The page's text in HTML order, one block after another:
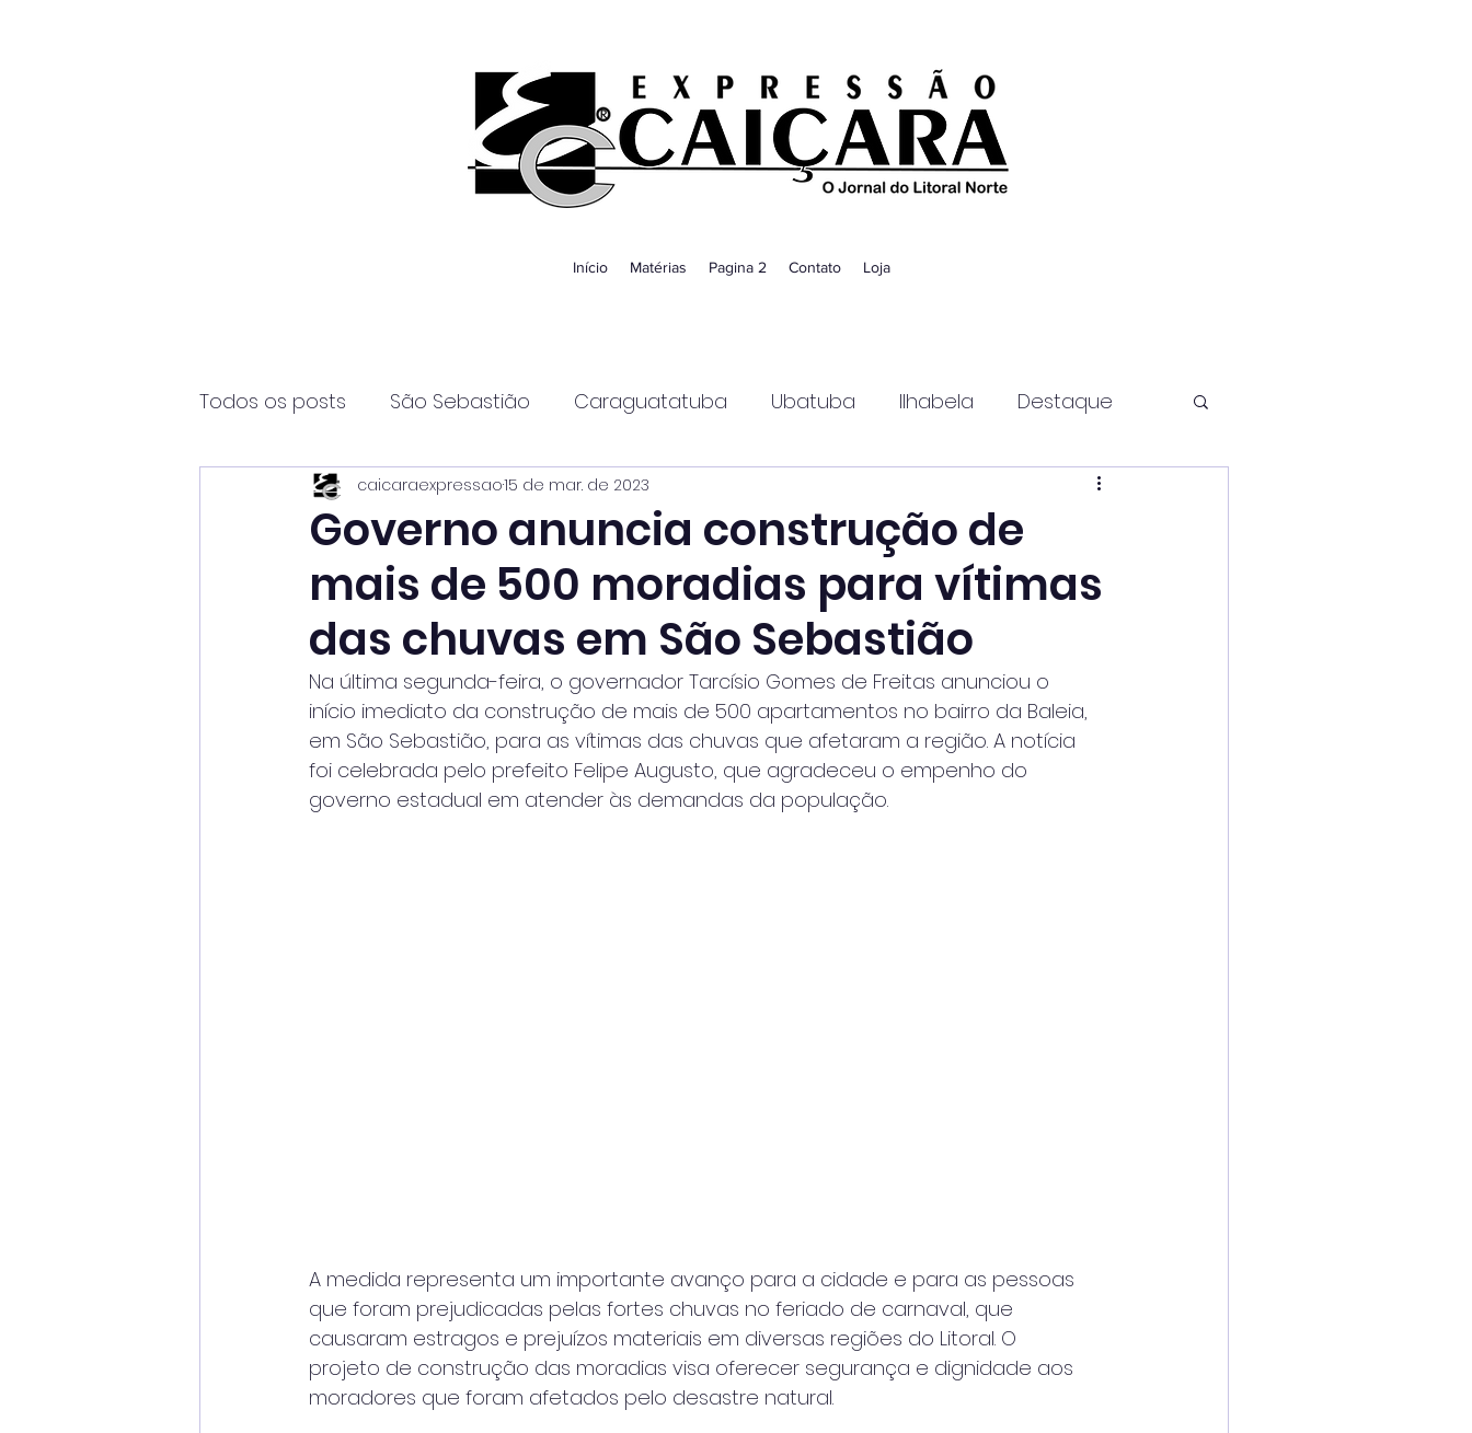
Início Matérias Pagina 2 Contato Loja
Todos os posts São Sebastião Caraguatatuba Ubatuba Ilhabela Destaque
Página2 Itanhaém Guaratinguetá
Governo anuncia construção de
mais de 500 moradias para vítimas
das chuvas em São Sebastião
caicaraexpressao15 de mar. de 2023
Na última segunda-feira, o governador Tarcísio Gomes de Freitas anunciou o
início imediato da construção de mais de 500 apartamentos no bairro da Baleia,
em São Sebastião, para as vítimas das chuvas que afetaram a região. A notícia
foi celebrada pelo prefeito Felipe Augusto, que agradeceu o empenho do
governo estadual em atender às demandas da população.
A medida representa um importante avanço para a cidade e para as pessoas
que foram prejudicadas pelas fortes chuvas no feriado de carnaval, que
causaram estragos e prejuízos materiais em diversas regiões do Litoral. O
projeto de construção das moradias visa oferecer segurança e dignidade aos
moradores que foram afetados pelo desastre natural.